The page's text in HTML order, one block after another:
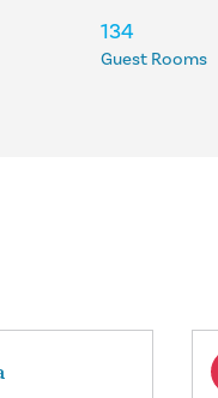
Guest Rooms
134